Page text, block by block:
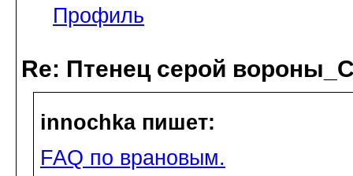
Профиль
Re: Птенец серой
innochka пишет:
FAQ по врановым.